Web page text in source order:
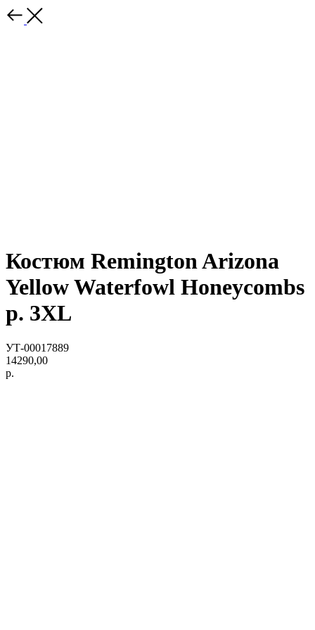
Костюм Remington Arizona
Yellow Waterfowl Honeycombs
р. 3XL
УТ-00017889
14290,00
р.